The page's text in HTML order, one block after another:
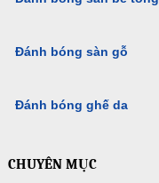
Đánh bóng sàn gỗ
Đánh bóng ghế da
CHUYÊN MỤC